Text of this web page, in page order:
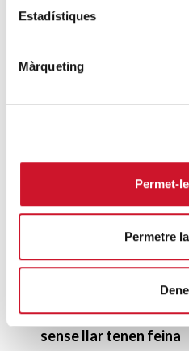
Estadístiques
Màrqueting
Permet-
Permetre
Descarrega’t el
4 maneres d’ajudar
del COVID-19
El 28% de les
sense llar tenen feina